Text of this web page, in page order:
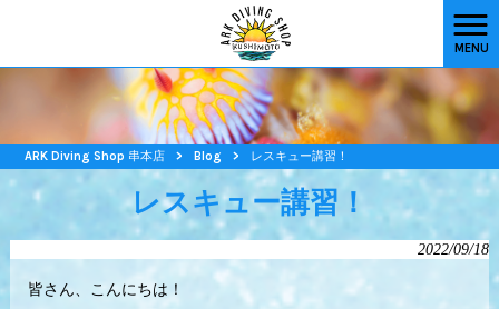
MENU
ARK Diving Shop 串本店 > Blog > レスキュー講習！
レスキュー講習！
2022/09/18
皆さん、こんにちは！